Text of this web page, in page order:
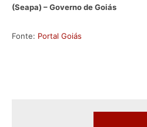
(Seapa) – Governo de Goiás
Fonte: Portal Goiás